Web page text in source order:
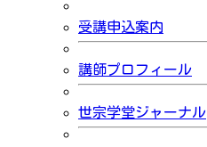
受講申込案内
講師プロフィール
世宗学堂ジャーナル